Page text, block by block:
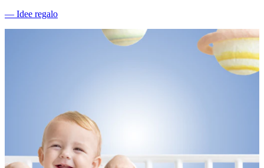
― Idee regalo